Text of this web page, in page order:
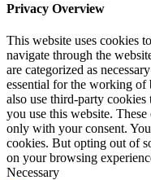
Privacy Overview
This website uses cookies
navigate through the
are categorized as
essential for the working of
also use third-party
you use this website.
only with your consent.
cookies. But opting out of
on your browsing
Necessary